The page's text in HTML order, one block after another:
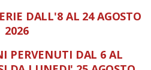
DALL'8 AL 24 AGOSTO
2026
PERVENUTI DAL 6 AL